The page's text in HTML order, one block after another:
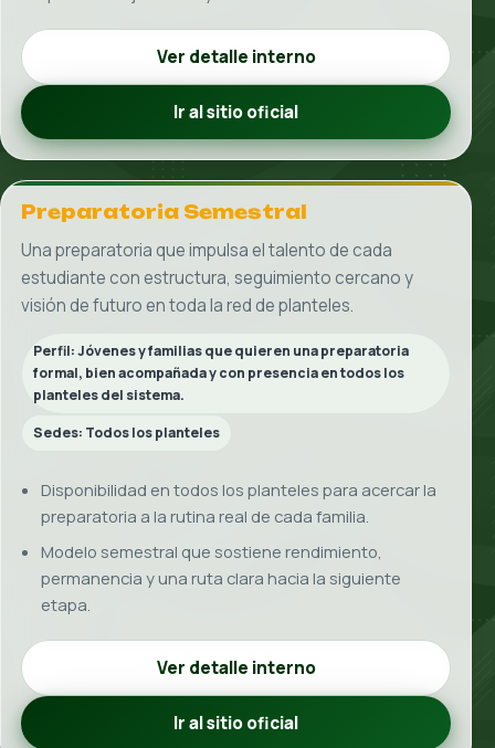
Conoce cómo se
vive la Universidad
José Vasconcelos
Conoce una universidad que acompaña tu
vocación con cercanía, preparación práctica y una
ruta profesional pensada para crecer.
Ir a Universidad
Pedir orientación
INGRESO GUIADO
Tu ingreso comienza con
una rutaclaray
acompañada